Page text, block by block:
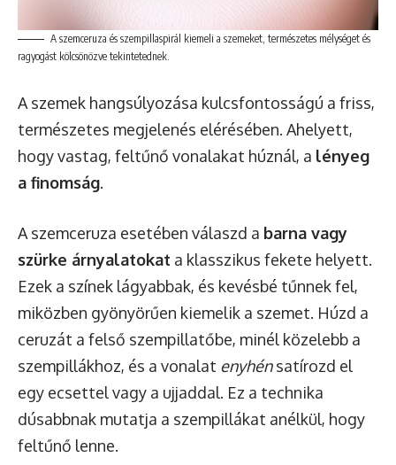
A szemceruza és szempillaspirál kiemeli a szemeket, természetes mélységet és
ragyogást kölcsönözve tekintetednek.
A szemek hangsúlyozása kulcsfontosságú a friss,
természetes megjelenés elérésében. Ahelyett,
hogy vastag, feltűnő vonalakat húznál, a lényeg
a finomság.
A szemceruza esetében válaszd a barna vagy
szürke árnyalatokat a klasszikus fekete helyett.
Ezek a színek lágyabbak, és kevésbé tűnnek fel,
miközben gyönyörűen kiemelik a szemet. Húzd a
ceruzát a felső szempillatőbe, minél közelebb a
szempillákhoz, és a vonalat enyhénsatírozd el
egy ecsettel vagy a ujjaddal. Ez a technika
dúsabbnak mutatja a szempillákat anélkül, hogy
feltűnő lenne.